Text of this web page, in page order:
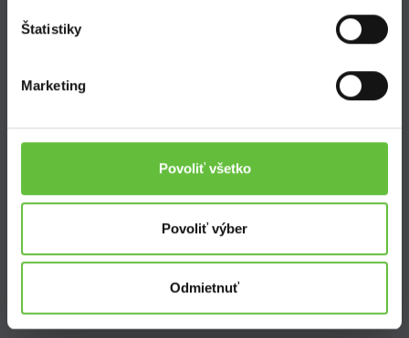
Štatistiky
Marketing
Povoliť všetko
Povoliť výber
Odmietnuť
kontaktný formulár
pomoc@supersused.sk